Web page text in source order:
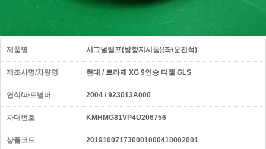
제품명 시그널램프(방향지시등)(좌/운전석)
제조사명/차량명 현대 / 트라제 XG 9인승 디젤 GLS
연식/파트넘버 2004 / 923013A000
차대번호 KMHMG81VP4U206756
상품코드 201910071730001000410002001